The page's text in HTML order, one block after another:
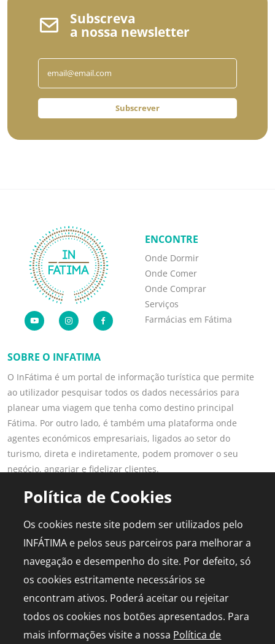
Subscreva
a nossa newsletter
Subscrever
SOBRE O INFATIMA
O InFátima é um portal de informação turística que permite
ao utilizador pesquisar todos os dados necessários para
planear uma viagem que tenha como destino principal
Fátima. Por outro lado, é também uma plataforma onde
agentes económicos empresariais, ligados ao setor do
turismo, direta e indiretamente, podem promover o seu
negócio, angariar e fidelizar clientes.
Saber mais
ENCONTRE
Onde Dormir
Onde Comer
Onde Comprar
Serviços
Farmácias em Fátima
LINKS POPULARES
Diário de Bordo
Agenda
Capelinha em direto
PARA PROFISSIONAIS
Publicidade
Media Kit
Política de Cookies
Os cookies neste site podem ser utilizados pelo
INFÁTIMA e pelos seus parceiros para melhorar a
navegação e desempenho do site. Por defeito, só
os cookies estritamente necessários se
encontram ativos. Poderá aceitar ou rejeitar
todos os cookies nos botões apresentados. Para
mais informações visite a nossa Política de